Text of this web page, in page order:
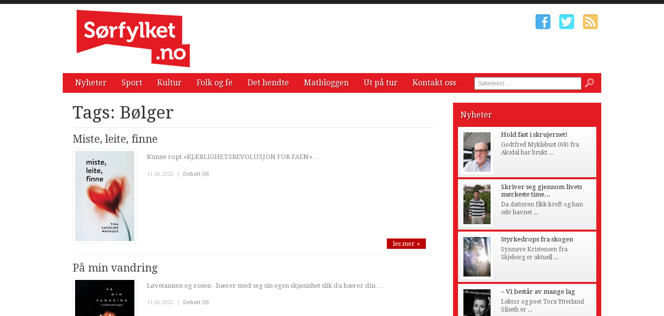
Nyheter Sport Kultur Folk og fe Det hendte Matbloggen Ut på tur Kontakt oss
Tags: Bølger
Miste, leite, finne
Kunne ropt «KJÆRLIGHETSREVOLUSJON FOR FAEN» …
11.06.2025 | Debatt (0)
les mer »
På min vandring
Løvetannen og rosen - bærer med seg sin egen skjønnhet slik du bærer din …
11.06.2025 Debatt (0)
Nyheter
Hold fast i skrujernet!
Godtfred Myklebust (68) fra
Aksdal har brukt ...
Skriver seg gjennom livets
mørkeste time...
Da datteren fikk kreft og han
selv havnet ...
Styrkedrops fra skogen
Synnøve Kristensen fra
Skjeberg er aktuell ...
– Vi består av mange lag
Lektor og poet Tora Ytterland
Silseth er ...